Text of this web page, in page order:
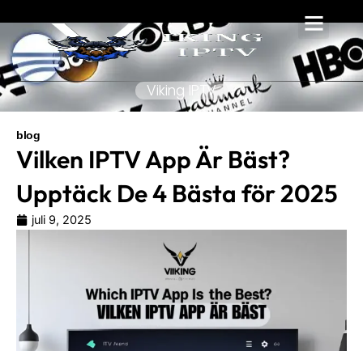
innehåll
Viking IPTV
blog
Vilken IPTV App Är Bäst?
Upptäck De 4 Bästa för 2025
juli 9, 2025